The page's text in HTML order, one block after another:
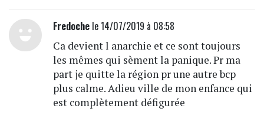
Fredochele 14/07/2019 à 08:58
Ca devient l anarchie et ce sont toujours
les mêmes qui sèment la panique. Pr ma
part je quitte la région pr une autre bcp
plus calme. Adieu ville de mon enfance qui
est complètement défigurée